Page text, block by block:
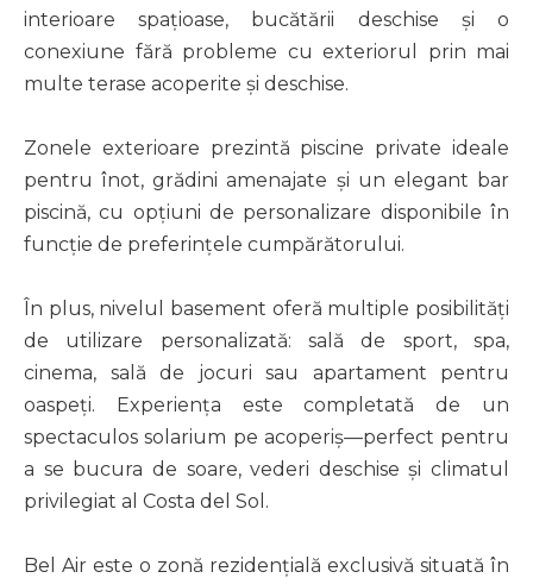
interioare spațioase, bucătării deschise și o
conexiune fără probleme cu exteriorul prin mai
multe terase acoperite și deschise.
Zonele exterioare prezintă piscine private ideale
pentru înot, grădini amenajate și un elegant bar
piscină, cu opțiuni de personalizare disponibile în
funcție de preferințele cumpărătorului.
În plus, nivelul basement oferă multiple posibilități
de utilizare personalizată: sală de sport, spa,
cinema, sală de jocuri sau apartament pentru
oaspeți. Experiența este completată de un
spectaculos solarium pe acoperiș—perfect pentru
a se bucura de soare, vederi deschise și climatul
privilegiat al Costa del Sol.
Bel Air este o zonă rezidențială exclusivă situată în